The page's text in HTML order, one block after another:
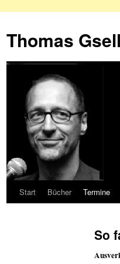
springen
Thomas
Start Bücher Termine
So